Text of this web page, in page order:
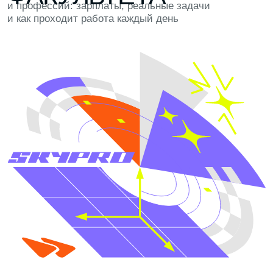
УПРАВЛЕНИЕ ПРОДУКТОМ
ТЕХНИЧЕСКОЕ УПРАВЛЕНИЕ
Планировать сроки, бюджет и ресурсы для
разработки IT‑решений, настраивать процессы
в команде, контролировать дедлайны и управлять
ожиданиями заказчиков
ОСНОВНЫЕ ЗАДАЧИ
Сервисные ИТ-компании и крупные корпорации:
КРОК, IBS, Ланит, Softline, СберТех
БУДУЩИЕ РАБОТОДАТЕЛИ